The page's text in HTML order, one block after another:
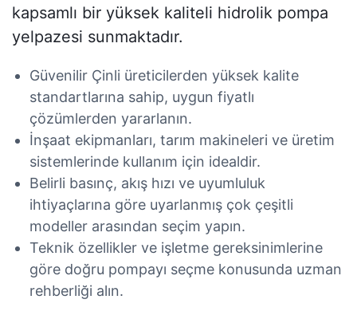
kapsamlı bir yüksek kaliteli hidrolik pompa
yelpazesi sunmaktadır.
Güvenilir Çinli üreticilerden yüksek kalite
standartlarına sahip, uygun fiyatlı
çözümlerden yararlanın.
İnşaat ekipmanları, tarım makineleri ve üretim
sistemlerinde kullanım için idealdir.
Belirli basınç, akış hızı ve uyumluluk
ihtiyaçlarına göre uyarlanmış çok çeşitli
modeller arasından seçim yapın.
Teknik özellikler ve işletme gereksinimlerine
göre doğru pompayı seçme konusunda uzman
rehberliği alın.